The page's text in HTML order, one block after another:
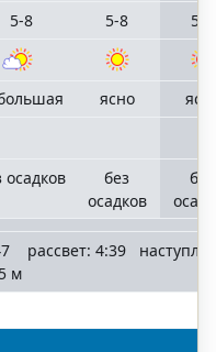
5-8
осадков
5-8
ясно
без
осадков
5-8
без
рассвет: 4:39
м